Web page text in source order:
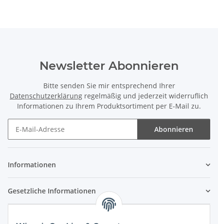
Newsletter Abonnieren
Bitte senden Sie mir entsprechend Ihrer
Datenschutzerklärung regelmäßig und jederzeit widerruflich
Informationen zu Ihrem Produktsortiment per E-Mail zu.
Abonnieren
Informationen
Gesetzliche Informationen